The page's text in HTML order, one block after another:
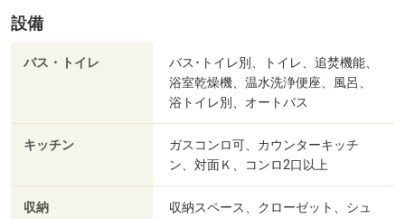
設備
バス・トイレ
バス･トイレ別、トイレ、追焚機能、
浴室乾燥機、温水洗浄便座、風呂、
浴トイレ別、オートバス
キッチン
ガスコンロ可、カウンターキッチ
ン、対面Ｋ、コンロ2口以上
収納
収納スペース、クローゼット、シュ